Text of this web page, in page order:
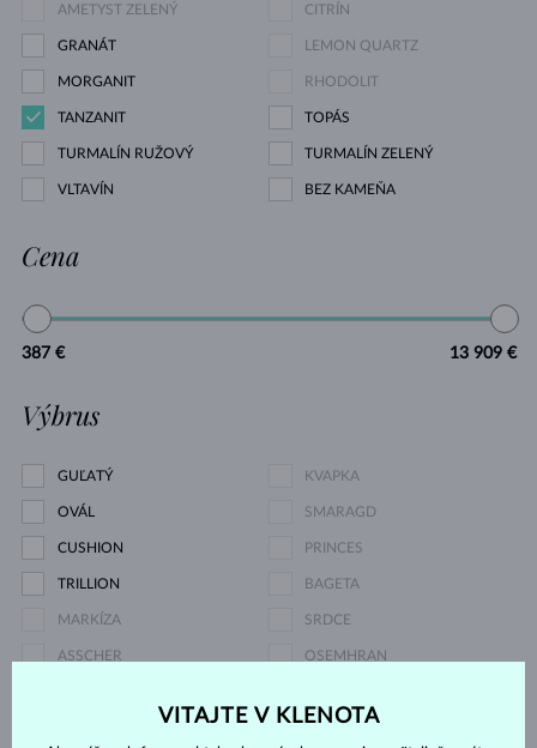
AMETYST ZELENÝ CITRÍN
GRANÁT LEMON QUARTZ
MORGANIT RHODOLIT
TANZANIT TOPÁS
TURMALÍN RUŽOVÝ TURMALÍN ZELENÝ
VLTAVÍN BEZ KAMEŇA
Cena
387 € 13 909 €
Výbrus
GUĽATÝ KVAPKA
OVÁL SMARAGD
CUSHION PRINCES
TRILLION BAGETA
MARKÍZA SRDCE
ASSCHER OSEMHRAN
VITAJTE V KLENOTA